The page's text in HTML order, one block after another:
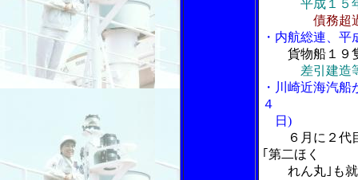
平成１５
債務超
・内航総連、
貨物船１９
差引建造
・川崎近海汽
４
日)
６月に２代
｢第二ほく
れん丸｣も就